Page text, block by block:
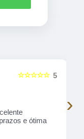
5
☆☆☆☆☆
e ótima
›